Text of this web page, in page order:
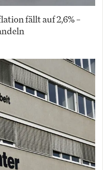
fällt auf 2,6% –